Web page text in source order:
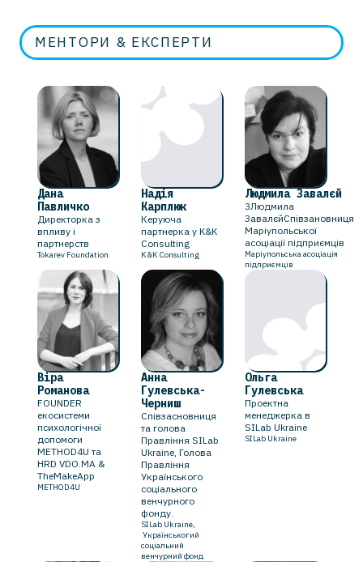
МЕНТОРИ & ЕКСПЕРТИ
Дана
Павличко
Директорка з
впливу і
партнерств
‍Tokarev Foundation
Надія
Карплюк
Керуюча
партнерка у K&K
Consulting
K&K Consulting
Людмила Завалєй
3Людмила
ЗавалєйСпівзановниця
Маріупольської
асоціації підприємців
Маріупольська асоціація
підприємців
Віра
Романова
FOUNDER
екосистеми
психологічної
допомоги
METHOD4U та
HRD VDO.MA &
TheMakeApp
METHOD4U
Анна
Гулевська-
Черниш
Співзасновниця
та голова
Правління SILab
Ukraine, Голова
Правління
Українського
соціального
венчурного
фонду.
SILab Ukraine,
Українськогий
соціальний
венчурний фонд
Ольга
Гулевська
Проектна
менеджерка в
SILab Ukraine
SILab Ukraine